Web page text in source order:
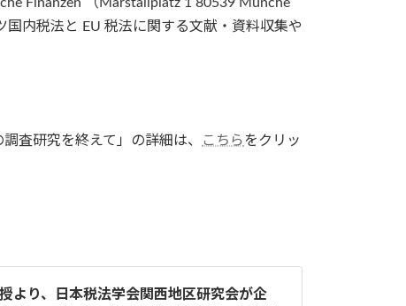
内税法と EU 税法に関する文献・資料収集や
査研究を終えて」の詳細は、 こちらをクリッ
より、日本税法学会関西地区研究会が企